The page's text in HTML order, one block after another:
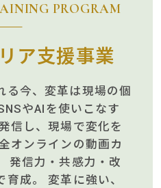
PROGRAM
ア支援事業
る今、変革は現場の個
やAIを使いこなす
信し、現場で変化を
オンラインの動画カ
発信力・共感力・改
成。
変革に強い、